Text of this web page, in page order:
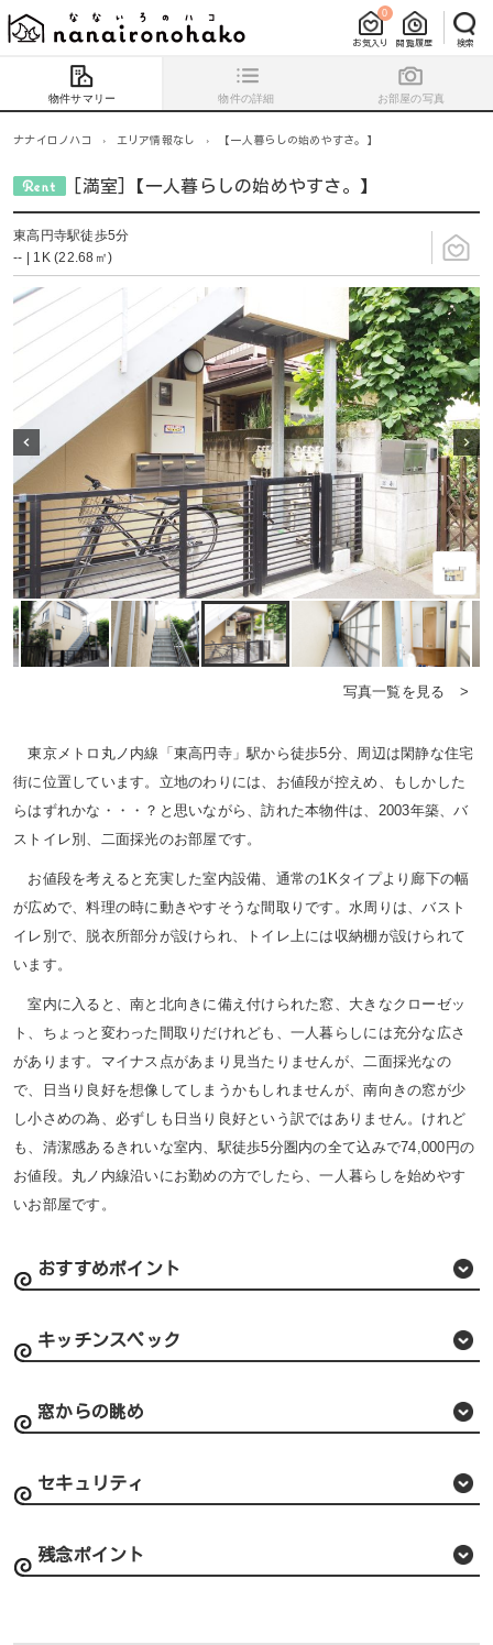
お気入り
0
閲覧履歴 検索
物件サマリー 物件の詳細 お部屋の写真
ナナイロノハコ › エリア情報なし › 【一人暮らしの始めやすさ。】
[満室]【一人暮らしの始めやすさ。】
東高円寺駅徒歩5分
-- | 1K (22.68㎡)
写真一覧を見る >
東京メトロ丸ノ内線「東高円寺」駅から徒歩5分、周辺は閑静な住宅
街に位置しています。立地のわりには、お値段が控えめ、もしかした
らはずれかな・・・？と思いながら、訪れた本物件は、2003年築、バ
ストイレ別、二面採光のお部屋です。
お値段を考えると充実した室内設備、通常の1Kタイプより廊下の幅
が広めで、料理の時に動きやすそうな間取りです。水周りは、バスト
イレ別で、脱衣所部分が設けられ、トイレ上には収納棚が設けられて
います。
室内に入ると、南と北向きに備え付けられた窓、大きなクローゼッ
ト、ちょっと変わった間取りだけれども、一人暮らしには充分な広さ
があります。マイナス点があまり見当たりませんが、二面採光なの
で、日当り良好を想像してしまうかもしれませんが、南向きの窓が少
し小さめの為、必ずしも日当り良好という訳ではありません。けれど
も、清潔感あるきれいな室内、駅徒歩5分圏内の全て込みで74,000円の
お値段。丸ノ内線沿いにお勤めの方でしたら、一人暮らしを始めやす
いお部屋です。
おすすめポイント
キッチンスペック
窓からの眺め
セキュリティ
残念ポイント